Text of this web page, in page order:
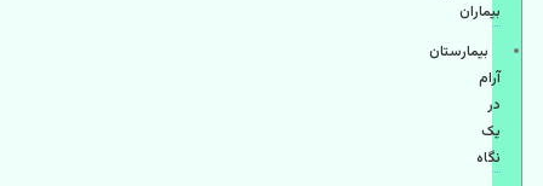
بیماران
بیمارستان
آرام
در
یک
نگاه